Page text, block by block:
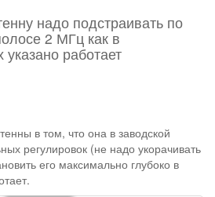
надо подстраивать по
2 МГц как в
указано работает
в том, что она в заводской
регулировок (не надо укорачивать
его максимально глубоко в